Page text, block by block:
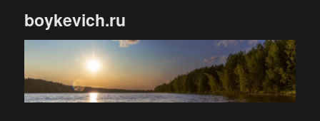
boykevich.ru